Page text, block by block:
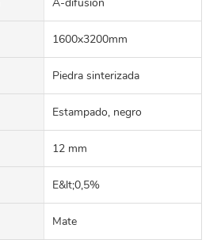
A-difusión
1600x3200mm
Piedra sinterizada
Estampado, negro
12 mm
E&lt;0,5%
Mate